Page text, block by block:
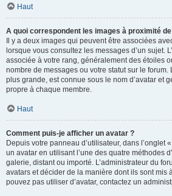
Haut
A quoi correspondent les images à proximité
Il y a deux images qui peuvent être associées
lorsque vous consultez les messages d’un sujet.
associée à votre rang, généralement des étoiles
nombre de messages ou votre statut sur le
plus grande, est connue sous le nom d’avatar et
propre à chaque membre.
Haut
Comment puis-je afficher un avatar ?
Depuis votre panneau d’utilisateur, dans l’onglet
un avatar en utilisant l’une des quatre méthodes
galerie, distant ou importé. L’administrateur du
avatars et décider de la manière dont ils sont mis
pouvez pas utiliser d’avatar, contactez un